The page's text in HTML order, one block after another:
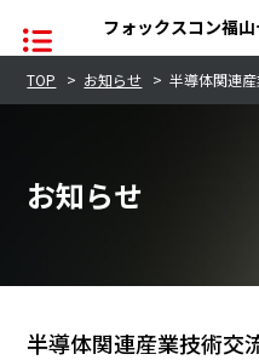
企業情報
半導体事業
フォックスコン福
TOP > お知らせ > 半導体関連
お知らせ
半導体関連産業技術交